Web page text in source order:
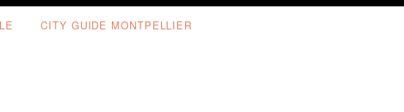
CITY GUIDE MONTPELLIER